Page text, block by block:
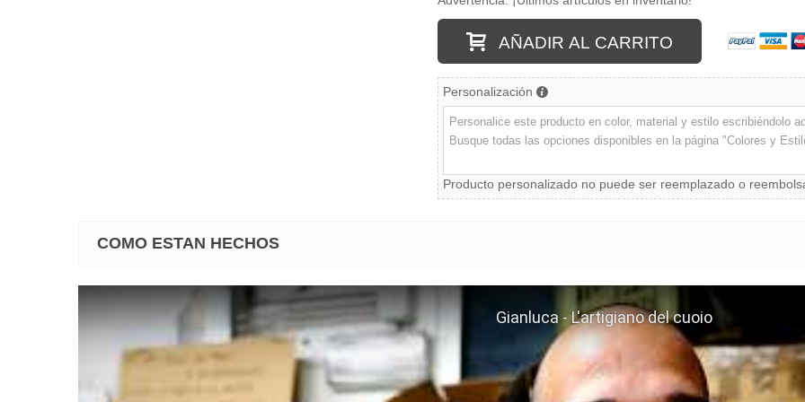
AÑADIR AL CARRITO
Personalización
Producto personalizado no puede ser reemplazado o
COMO ESTAN HECHOS